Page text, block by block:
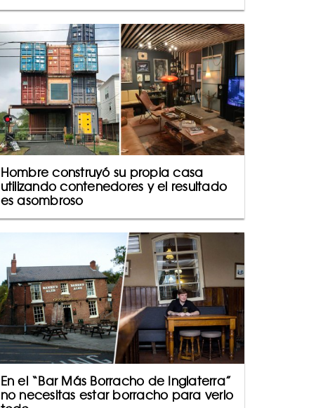
Hombre construyó su propia casa
utilizando contenedores y el resultado
es asombroso
En el “Bar Más Borracho de Inglaterra”
no necesitas estar borracho para verlo